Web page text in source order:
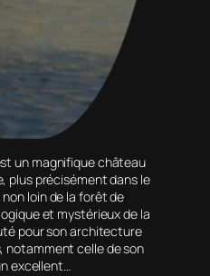
un magnifique château
plus précisément dans le
loin de la forêt de
et mystérieux de la
pour son architecture
notamment celle de son
excellent…